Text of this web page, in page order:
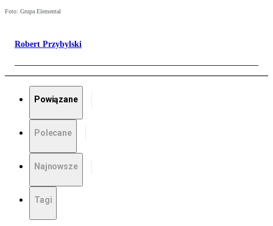
Foto: Grupa Elemental
Robert Przybylski
Powiązane
Polecane
Najnowsze
Tagi